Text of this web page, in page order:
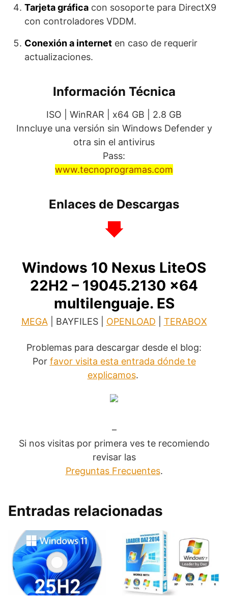
Tarjeta gráfica con sosoporte para DirectX9
con controladores VDDM.
Conexión a internet en caso de requerir
actualizaciones.
Información Técnica
ISO | WinRAR | x64 GB | 2.8 GB
Inncluye una versión sin Windows Defender y
otra sin el antivirus
Pass:
www.tecnoprogramas.com
Enlaces de Descargas
Windows 10 Nexus LiteOS
22H2 – 19045.2130 x64
multilenguaje. ES
MEGA| BAYFILES | OPENLOAD TERABOX
Problemas para descargar desde el blog:
Por favor visita esta entrada dónde te
explicamos.
–
Si nos visitas por primera ves te recomiendo
revisar las
Preguntas Frecuentes.
Entradas relacionadas